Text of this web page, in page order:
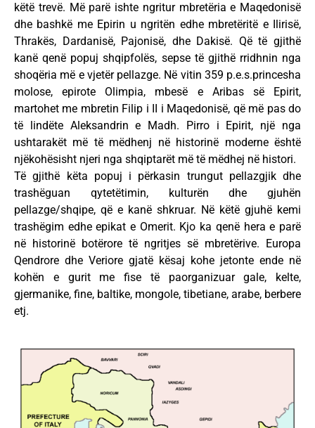
këtë trevë. Më parë ishte ngritur mbretëria e Maqedonisë
dhe bashkë me Epirin u ngritën edhe mbretëritë e Ilirisë,
Thrakës, Dardanisë, Pajonisë, dhe Dakisë. Që të gjithë
kanë qenë popuj shqipfolës, sepse të gjithë rridhnin nga
shoqëria më e vjetër pellazge. Në vitin 359 p.e.s.princesha
molose, epirote Olimpia, mbesë e Aribas së Epirit,
martohet me mbretin Filip i II i Maqedonisë, që më pas do
të lindëte Aleksandrin e Madh. Pirro i Epirit, një nga
ushtarakët më të mëdhenj në historinë moderne është
njëkohësisht njeri nga shqiptarët më të mëdhej në histori.
Të gjithë këta popuj i përkasin trungut pellazgjik dhe
trashëguan qytetëtimin, kulturën dhe gjuhën
pellazge/shqipe, që e kanë shkruar. Në këtë gjuhë kemi
trashëgim edhe epikat e Omerit. Kjo ka qenë hera e parë
në historinë botërore të ngritjes së mbretërive. Europa
Qendrore dhe Veriore gjatë kësaj kohe jetonte ende në
kohën e gurit me fise të paorganizuar gale, kelte,
gjermanike, fine, baltike, mongole, tibetiane, arabe, berbere
etj.